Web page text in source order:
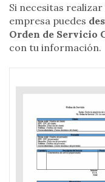
Si necesitas
empresa puedes
Orden de Servicio
con tu información.